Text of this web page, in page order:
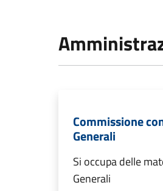
Commissione
Generali
Si occupa delle
Generali